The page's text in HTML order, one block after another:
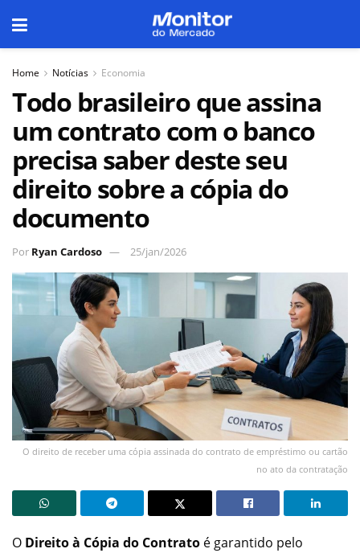
Home Notícias Economia
Todo brasileiro que assina
um contrato com o banco
precisa saber deste seu
direito sobre a cópia do
documento
Por Ryan Cardoso 25/jan/2026
O direito de receber uma cópia assinada do contrato de empréstimo ou cartão
no ato da contratação
O Direito à Cópia do Contrato é garantido pelo